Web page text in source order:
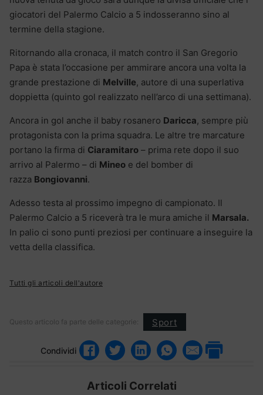
giocatori del Palermo Calcio a 5 indosseranno sino al
termine della stagione.
Ritornando alla cronaca, il match contro il San Gregorio
Papa è stata l’occasione per ammirare ancora una volta la
grande prestazione di Melville, autore di una superlativa
doppietta (quinto gol realizzato nell’arco di una settimana).
Ancora in gol anche il baby rosanero Daricca, sempre più
protagonista con la prima squadra. Le altre tre marcature
portano la firma di Ciaramitaro – prima rete dopo il suo
arrivo al Palermo – di Mineo e del bomber di
razza Bongiovanni.
Adesso testa al prossimo impegno di campionato. Il
Palermo Calcio a 5 riceverà tra le mura amiche il Marsala.
In palio ci sono punti preziosi per continuare a inseguire la
vetta della classifica.
Tutti gli articoli dell'autore
Questo articolo fa parte delle categorie: Sport
Condividi
Articoli Correlati